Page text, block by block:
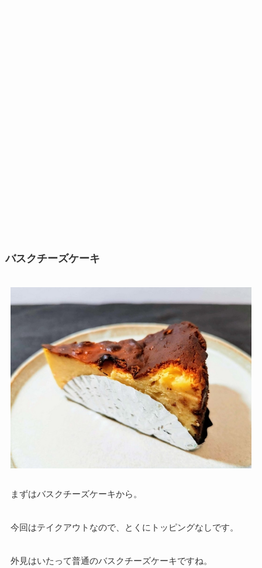
バスクチーズケーキ
まずはバスクチーズケーキから。
今回はテイクアウトなので、とくにトッピングなしです。
外見はいたって普通のバスクチーズケーキですね。